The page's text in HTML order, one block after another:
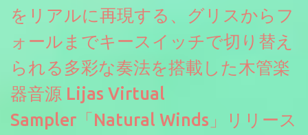
をリアルに再現する、グリスからフ
ォールまでキースイッチで切り替え
られる多彩な奏法を搭載した木管楽
器音源 Lijas Virtual
Sampler「Natural Winds」リリース